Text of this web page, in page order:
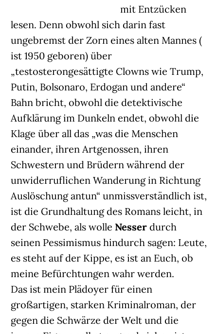
mit Entzücken
lesen. Denn obwohl sich darin fast
ungebremst der Zorn eines alten Mannes (
ist 1950 geboren) über
„testosterongesättigte Clowns wie Trump,
Putin, Bolsonaro, Erdogan und andere“
Bahn bricht, obwohl die detektivische
Aufklärung im Dunkeln endet, obwohl die
Klage über all das „was die Menschen
einander, ihren Artgenossen, ihren
Schwestern und Brüdern während der
unwiderruflichen Wanderung in Richtung
Auslöschung antun“ unmissverständlich ist,
ist die Grundhaltung des Romans leicht, in
der Schwebe, als wolle Nesserdurch
seinen Pessimismus hindurch sagen: Leute,
es steht auf der Kippe, es ist an Euch, ob
meine Befürchtungen wahr werden.
Das ist mein Plädoyer für einen
großartigen, starken Kriminalroman, der
gegen die Schwärze der Welt und die